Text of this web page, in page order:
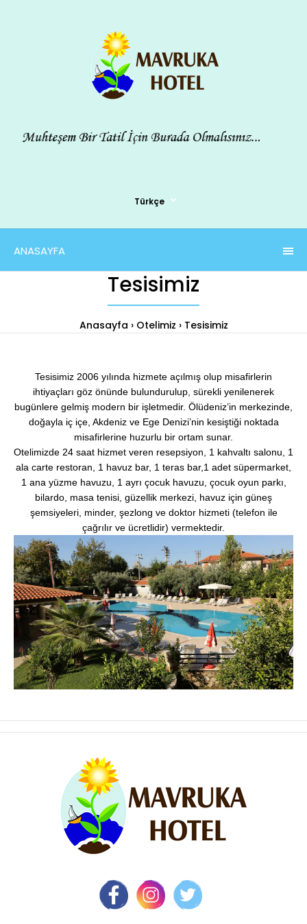
Türkçe
ANASAYFA
Tesisimiz
Anasayfa Otelimiz Tesisimiz
Tesisimiz 2006 yılında hizmete açılmış olup misafirlerin
ihtiyaçları göz önünde bulundurulup, sürekli yenilenerek
bugünlere gelmiş modern bir işletmedir. Ölüdeniz’in merkezinde,
doğayla iç içe, Akdeniz ve Ege Denizi’nin kesiştiği noktada
misafirlerine huzurlu bir ortam sunar.
Otelimizde 24 saat hizmet veren resepsiyon, 1 kahvaltı salonu, 1
ala carte restoran, 1 havuz bar, 1 teras bar,1 adet süpermarket,
1 ana yüzme havuzu, 1 ayrı çocuk havuzu, çocuk oyun parkı,
bilardo, masa tenisi, güzellik merkezi, havuz için güneş
şemsiyeleri, minder, şezlong ve doktor hizmeti (telefon ile
çağrılır ve ücretlidir) vermektedir.